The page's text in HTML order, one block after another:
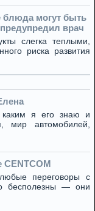
блюда могут быть
врач
слегка теплыми,
риска развития
я его знаю и
мир автомобилей,
переговоры с
бесполезны — они